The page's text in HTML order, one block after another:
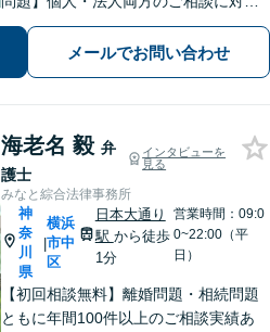
応。セカンドオピニオンも歓迎【交通
事故】示談金額の無料診断サービスを
実施しています【夜間・休日面談】
メールでお問い合わせ
海老名 毅 弁
護士
インタビューを
見る
みなと綜合法律事務所
神
奈
川
県
|
横浜
市中
区
日本大通り
駅 から徒歩
1分
営業時間：09:0
0~22:00（平
日）
【初回相談無料】離婚問題・相続問題
ともに年間100件以上のご相談実績あ